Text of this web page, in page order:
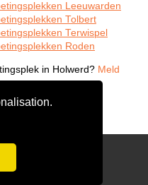
Leeuwarden
Tolbert
Terwispel
Roden
in Holwerd? Meld